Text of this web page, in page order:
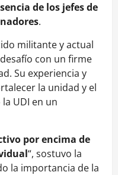
de los jefes de
.
militante y actual
con un firme
Su experiencia y
la unidad y el
UDI en un
por encima de
“, sostuvo la
la importancia de la